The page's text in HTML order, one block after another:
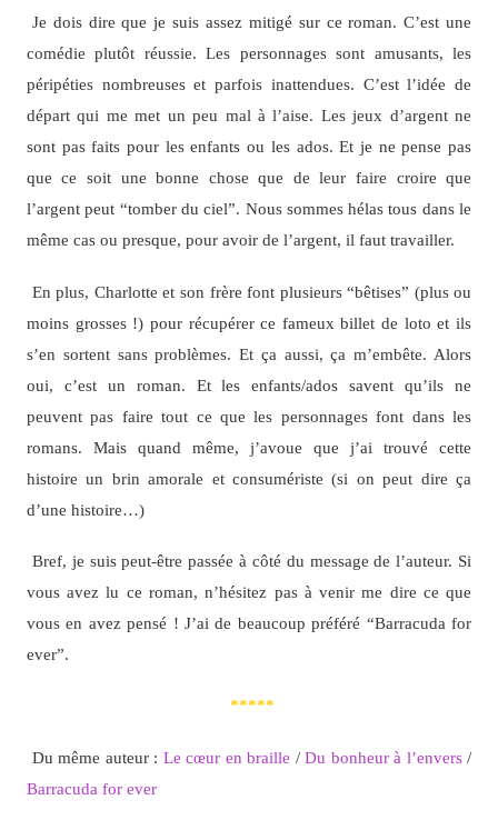
Je dois dire que je suis assez mitigé sur ce roman. C’est une
comédie plutôt réussie. Les personnages sont amusants, les
péripéties nombreuses et parfois inattendues. C’est l’idée de
départ qui me met un peu mal à l’aise. Les jeux d’argent ne
sont pas faits pour les enfants ou les ados. Et je ne pense pas
que ce soit une bonne chose que de leur faire croire que
l’argent peut “tomber du ciel”. Nous sommes hélas tous dans le
même cas ou presque, pour avoir de l’argent, il faut travailler.
En plus, Charlotte et son frère font plusieurs “bêtises” (plus ou
moins grosses !) pour récupérer ce fameux billet de loto et ils
s’en sortent sans problèmes. Et ça aussi, ça m’embête. Alors
oui, c’est un roman. Et les enfants/ados savent qu’ils ne
peuvent pas faire tout ce que les personnages font dans les
romans. Mais quand même, j’avoue que j’ai trouvé cette
histoire un brin amorale et consumériste (si on peut dire ça
d’une histoire…)
Bref, je suis peut-être passée à côté du message de l’auteur. Si
vous avez lu ce roman, n’hésitez pas à venir me dire ce que
vous en avez pensé ! J’ai de beaucoup préféré “Barracuda for
ever”.
*****
Du même auteur : Le cœur en braille /Du bonheur à l’envers/
Barracuda for ever